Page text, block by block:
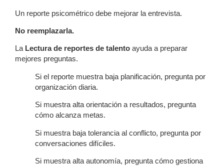
Un reporte psicométrico debe mejorar la entrevista.
No reemplazarla.
La Lectura de reportes de talento ayuda a preparar
mejores preguntas.
Si el reporte muestra baja planificación, pregunta por
organización diaria.
Si muestra alta orientación a resultados, pregunta
cómo alcanza metas.
Si muestra baja tolerancia al conflicto, pregunta por
conversaciones difíciles.
Si muestra alta autonomía, pregunta cómo gestiona